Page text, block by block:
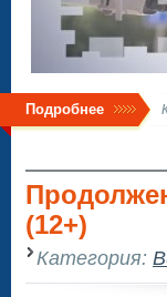
Подробнее
(12+)
Категория: